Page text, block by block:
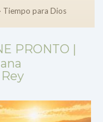
Tiempo para Dios
PRONTO |